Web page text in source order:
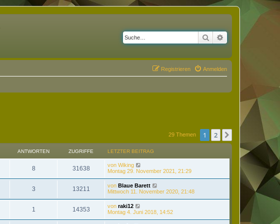
Suche Erweiterte Suche
Anmelden
Registrieren
29 Themen 1 2
ANTWORTEN ZUGRIFFE LETZTER BEITRAG
8 31638 von Wiking
Montag 29. November 2021, 21:29
3 13211 von Blaue Barett
Mittwoch 11. November 2020, 21:48
1 14353 von raki12
Montag 4. Juni 2018, 14:52